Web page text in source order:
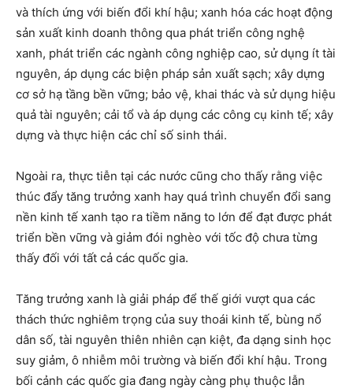
và thích ứng với biến đổi khí hậu; xanh hóa các hoạt động
sản xuất kinh doanh thông qua phát triển công nghệ
xanh, phát triển các ngành công nghiệp cao, sử dụng ít tài
nguyên, áp dụng các biện pháp sản xuất sạch; xây dựng
cơ sở hạ tầng bền vững; bảo vệ, khai thác và sử dụng hiệu
quả tài nguyên; cải tổ và áp dụng các công cụ kinh tế; xây
dựng và thực hiện các chỉ số sinh thái.
Ngoài ra, thực tiễn tại các nước cũng cho thấy rằng việc
thúc đẩy tăng trưởng xanh hay quá trình chuyển đổi sang
nền kinh tế xanh tạo ra tiềm năng to lớn để đạt được phát
triển bền vững và giảm đói nghèo với tốc độ chưa từng
thấy đối với tất cả các quốc gia.
Tăng trưởng xanh là giải pháp để thế giới vượt qua các
thách thức nghiêm trọng của suy thoái kinh tế, bùng nổ
dân số, tài nguyên thiên nhiên cạn kiệt, đa dạng sinh học
suy giảm, ô nhiễm môi trường và biến đổi khí hậu. Trong
bối cảnh các quốc gia đang ngày càng phụ thuộc lẫn